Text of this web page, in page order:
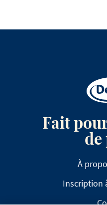
Fait
À
Inscription